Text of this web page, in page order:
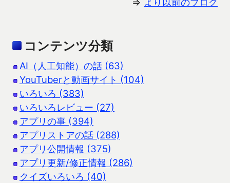
コンテンツ分類
AI（人工知能）の話 (63)
YouTuberと動画サイト (104)
いろいろ (383)
いろいろレビュー (27)
アプリの事 (394)
アプリストアの話 (288)
アプリ公開情報 (375)
アプリ更新/修正情報 (286)
クイズいろいろ (40)